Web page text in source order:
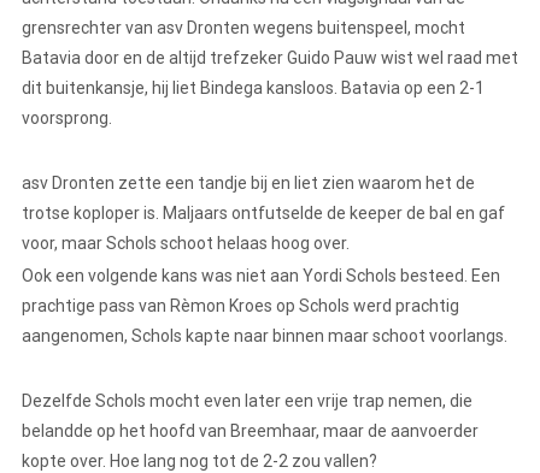
grensrechter van asv Dronten wegens buitenspeel, mocht
Batavia door en de altijd trefzeker Guido Pauw wist wel raad met
dit buitenkansje, hij liet Bindega kansloos. Batavia op een 2-1
voorsprong.
asv Dronten zette een tandje bij en liet zien waarom het de
trotse koploper is. Maljaars ontfutselde de keeper de bal en gaf
voor, maar Schols schoot helaas hoog over.
Ook een volgende kans was niet aan Yordi Schols besteed. Een
prachtige pass van Rèmon Kroes op Schols werd prachtig
aangenomen, Schols kapte naar binnen maar schoot voorlangs.
Dezelfde Schols mocht even later een vrije trap nemen, die
belandde op het hoofd van Breemhaar, maar de aanvoerder
kopte over. Hoe lang nog tot de 2-2 zou vallen?